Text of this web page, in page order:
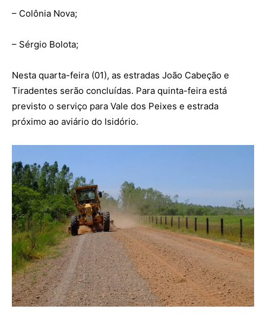
– Colônia Nova;
– Sérgio Bolota;
Nesta quarta-feira (01), as estradas João Cabeção e
Tiradentes serão concluídas. Para quinta-feira está
previsto o serviço para Vale dos Peixes e estrada
próximo ao aviário do Isidório.